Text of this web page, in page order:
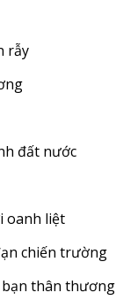
rẫy
đất nước
oanh liệt
chiến trường
thân thương